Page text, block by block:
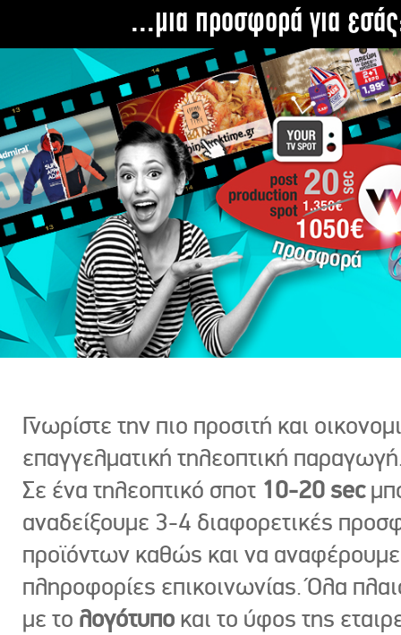
...μια προσφορά για
Γνωρίστε την πιο προσιτή και
επαγγελματική τηλεοπτική
Σε ένα τηλεοπτικό σποτ 10-20 sec
αναδείξουμε 3-4 διαφορετικές
προϊόντων καθώς και να
πληροφορίες επικοινωνίας. Όλα
με το λογότυπο και το ύφος της